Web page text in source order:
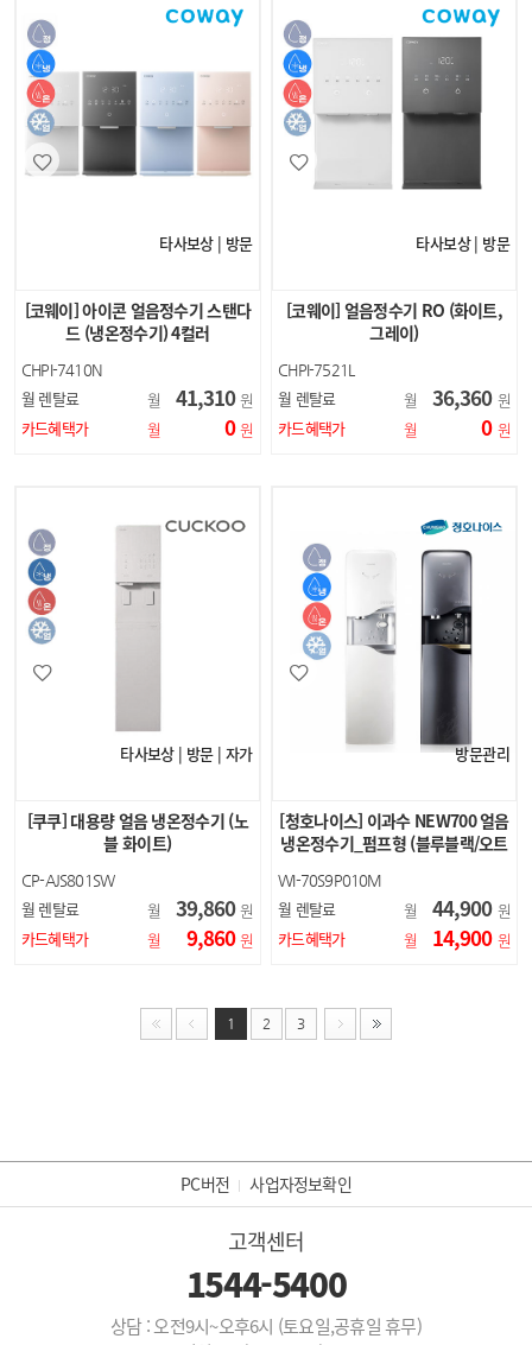
타사보상 | 방문
[코웨이] 아이콘 얼음정수기 스탠다
드 (냉온정수기) 4컬러
CHPI-7410N
월 렌탈료 월 41,310 원
카드혜택가
월 0 원
타사보상 | 방문
[코웨이] 얼음정수기 RO (화이트,
그레이)
CHPI-7521L
월 렌탈료 월 36,360 원
카드혜택가
월 0 원
타사보상 | 방문 | 자가
[쿠쿠] 대용량 얼음 냉온정수기 (노
블 화이트)
CP-AJS801SW
월 렌탈료 월 39,860 원
카드혜택가
월 9,860 원
방문관리
[청호나이스] 이과수 NEW700 얼음
냉온정수기_펌프형 (블루블랙/오트
WI-70S9P010M
월 렌탈료 월 44,900 원
카드혜택가
월 14,900 원
1 2 3
PC버전 사업자정보확인
고객센터
1544-5400
상담 : 오전9시~오후6시 (토요일,공휴일 휴무)